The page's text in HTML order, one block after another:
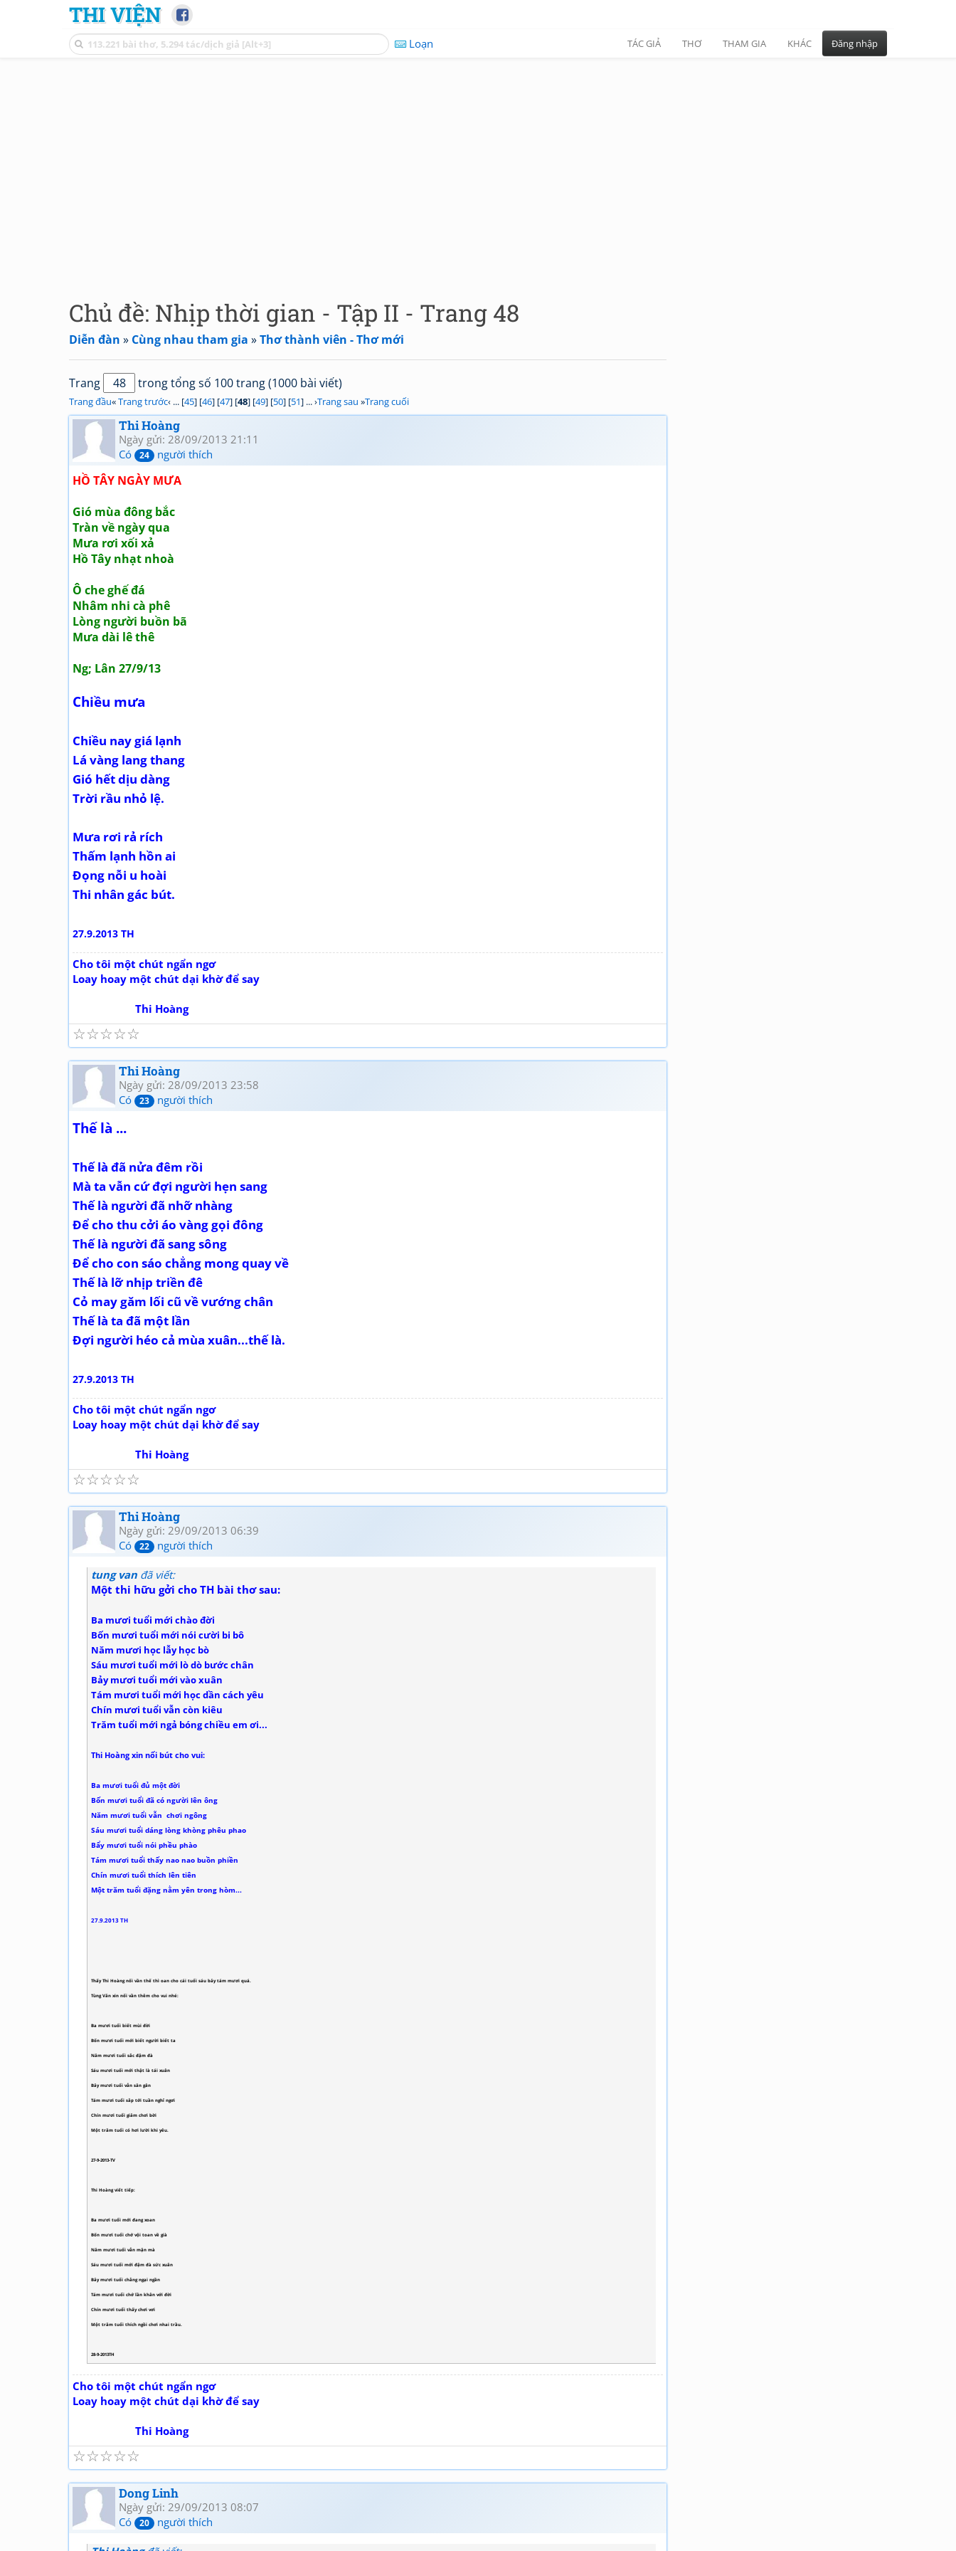
THI VIỆN
Loạn TÁC GIẢ THƠ THAM GIA KHÁC Đăng nhập
Chủ đề: Nhịp thời gian - Tập II - Trang 48
Diễn đàn » Cùng nhau tham gia »Thơ thành viên - Thơ mới
Trang trong tổng số 100 trang (1000 bài viết)
Trang đầu«Trang trước‹ ... [45] [46] [47] [48] [49] [50] [51] ... ›Trang sau »Trang cuối
Thi Hoàng
Ngày gửi: 28/09/2013 21:11
Có
24 người thích
HỒ TÂY NGÀY MƯA
Gió mùa đông bắc
Tràn về ngày qua
Mưa rơi xối xả
Hồ Tây nhạt nhoà
Ô che ghế đá
Nhâm nhi cà phê
Lòng người buồn bã
Mưa dài lê thê
Ng; Lân 27/9/13
Chiều mưa
Chiều nay giá lạnh
Lá vàng lang thang
Gió hết dịu dàng
Trời rầu nhỏ lệ.
Mưa rơi rả rích
Thấm lạnh hồn ai
Đọng nỗi u hoài
Thi nhân gác bút.
27.9.2013 TH
Cho tôi một chút ngẩn ngơ
Loay hoay một chút dại khờ để say
Thi Hoàng
☆
☆
☆
☆
☆
Thi Hoàng
Ngày gửi: 28/09/2013 23:58
Có
23 người thích
Thế là ...
Thế là đã nửa đêm rồi
Mà ta vẫn cứ đợi người hẹn sang
Thế là người đã nhỡ nhàng
Để cho thu cởi áo vàng gọi đông
Thế là người đã sang sông
Để cho con sáo chẳng mong quay về
Thế là lỡ nhịp triền đê
Cỏ may găm lối cũ về vướng chân
Thế là ta đã một lần
Đợi người héo cả mùa xuân...thế là.
27.9.2013 TH
Cho tôi một chút ngẩn ngơ
Loay hoay một chút dại khờ để say
Thi Hoàng
☆
☆
☆
☆
☆
Thi Hoàng
Ngày gửi: 29/09/2013 06:39
Có
22 người thích
tung van đã viết:
Một thi hữu gởi cho TH bài thơ sau:
Ba mươi tuổi mới chào đời
Bốn mươi tuổi mới nói cười bi bô
Năm mươi học lẫy học bò
Sáu mươi tuổi mới lò dò bước chân
Bảy mươi tuổi mới vào xuân
Tám mươi tuổi mới học dần cách yêu
Chín mươi tuổi vẫn còn kiêu
Trăm tuổi mới ngả bóng chiều em ơi...
Thi Hoàng xin nối bút cho vui:
Ba mươi tuổi đủ một đời
Bốn mươi tuổi đã có người lên ông
Năm mươi tuổi vẫn chơi ngông
Sáu mươi tuổi dáng lòng khòng phêu phao
Bẩy mươi tuổi nói phều phào
Tám mươi tuổi thấy nao nao buồn phiền
Chín mươi tuổi thích lên tiên
Một trăm tuổi đặng nằm yên trong hòm...
27.9.2013 TH
Thấy Thi Hoàng nối vần thế thì oan cho cái tuổi sáu bảy tám mươi quá.
Tùng Văn xin nối vần thêm cho vui nhé:
Ba mươi tuổi biết mùi đời
Bốn mươi tuổi mới biết người biết ta
Năm mươi tuổi sắc đặm đà
Sáu mươi tuổi mới thật là tái xuân
Bảy mươi tuổi vẫn săn gân
Tám mươi tuổi sắp tới tuần nghỉ ngơi
Chín mươi tuổi giảm chơi bời
Một trăm tuổi có hơi lười khi yêu.
27-9-2013-TV
Thi Hoàng viết tiếp:
Ba mươi tuổi mới đang xoan
Bốn mươi tuổi chớ vội toan về già
Năm mươi tuổi vẫn mặn mà
Sáu mươi tuổi mới đậm đà sức xuân
Bảy mươi tuổi chẳng ngại ngần
Tám mươi tuổi chớ lần khân với đời
Chín mươi tuổi thấy chơi vơi
Một trăm tuổi thích ngồi chơi nhai trầu.
28-9-2013TH
Cho tôi một chút ngẩn ngơ
Loay hoay một chút dại khờ để say
Thi Hoàng
☆
☆
☆
☆
☆
Dong Linh
Ngày gửi: 29/09/2013 08:07
Có
20 người thích